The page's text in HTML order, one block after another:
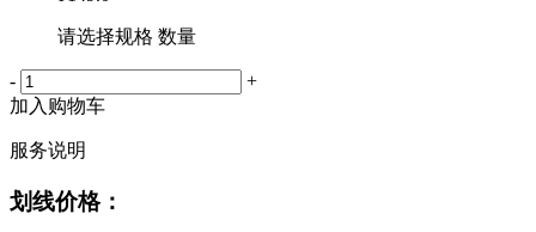
请选择规格 数量
-
+
加入购物车
服务说明
划线价格：